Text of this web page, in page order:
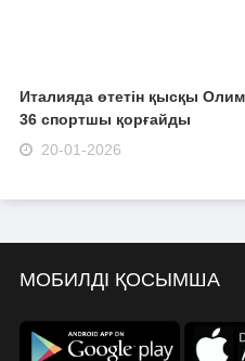
Италияда өтетін қысқы
36 спортшы қорғайды
20-01-2026
МОБИЛДІ ҚОСЫМША